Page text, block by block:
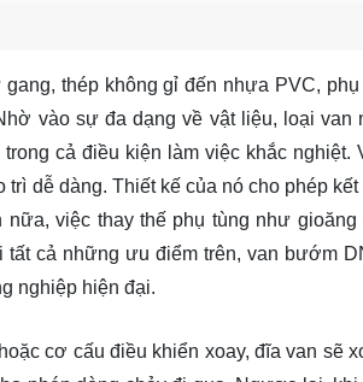
thép không gỉ đến nhựa PVC,
vào sự đa dạng về vật liệu, loại van
cả điều kiện làm việc khắc nghiệt.
dễ dàng. Thiết kế của nó cho phép
việc thay thế phụ tùng như gioăng
cả những ưu điểm trên, van bướm
nghiệp hiện đại.
cơ cấu điều khiển xoay, đĩa van sẽ